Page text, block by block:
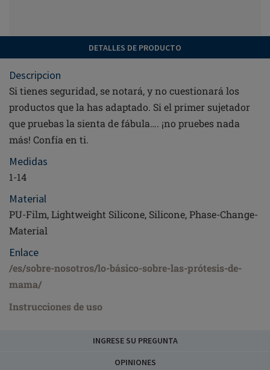
DETALLES DE PRODUCTO
Descripcion
Si tienes seguridad, se notará, y no cuestionará los
productos que la has adaptado. Si el primer sujetador
que pruebas la sienta de fábula…. ¡no pruebes nada
más! Confía en ti.
Medidas
1-14
Material
PU-Film, Lightweight Silicone, Silicone, Phase-Change-
Material
Enlace
/es/sobre-nosotros/lo-básico-sobre-las-prótesis-de-
mama/
Instrucciones de uso
INGRESE SU PREGUNTA
OPINIONES